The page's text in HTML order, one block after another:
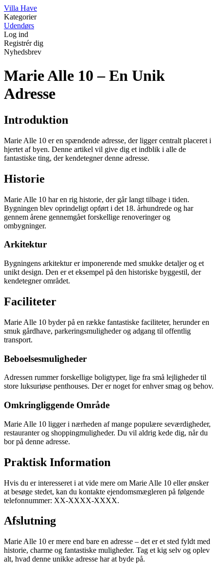
Villa Have
Kategorier
Udendørs
Log ind
Registrér dig
Nyhedsbrev
Marie Alle 10 – En Unik
Adresse
Introduktion
Marie Alle 10 er en spændende adresse, der ligger centralt placeret i
hjertet af byen. Denne artikel vil give dig et indblik i alle de
fantastiske ting, der kendetegner denne adresse.
Historie
Marie Alle 10 har en rig historie, der går langt tilbage i tiden.
Bygningen blev oprindeligt opført i det 18. århundrede og har
gennem årene gennemgået forskellige renoveringer og
ombygninger.
Arkitektur
Bygningens arkitektur er imponerende med smukke detaljer og et
unikt design. Den er et eksempel på den historiske byggestil, der
kendetegner området.
Faciliteter
Marie Alle 10 byder på en række fantastiske faciliteter, herunder en
smuk gårdhave, parkeringsmuligheder og adgang til offentlig
transport.
Beboelsesmuligheder
Adressen rummer forskellige boligtyper, lige fra små lejligheder til
store luksuriøse penthouses. Der er noget for enhver smag og behov.
Omkringliggende Område
Marie Alle 10 ligger i nærheden af mange populære seværdigheder,
restauranter og shoppingmuligheder. Du vil aldrig kede dig, når du
bor på denne adresse.
Praktisk Information
Hvis du er interesseret i at vide mere om Marie Alle 10 eller ønsker
at besøge stedet, kan du kontakte ejendomsmægleren på følgende
telefonnummer: XX-XXXX-XXXX.
Afslutning
Marie Alle 10 er mere end bare en adresse – det er et sted fyldt med
historie, charme og fantastiske muligheder. Tag et kig selv og oplev
alt, hvad denne unikke adresse har at byde på.